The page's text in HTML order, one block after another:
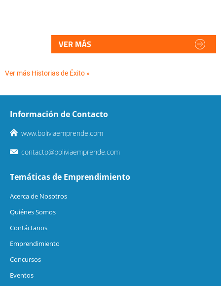
VER MÁS
Ver más Historias de Éxito »
Información de Contacto
www.boliviaemprende.com
contacto@boliviaemprende.com
Temáticas de Emprendimiento
Acerca de Nosotros
Quiénes Somos
Contáctanos
Emprendimiento
Concursos
Eventos